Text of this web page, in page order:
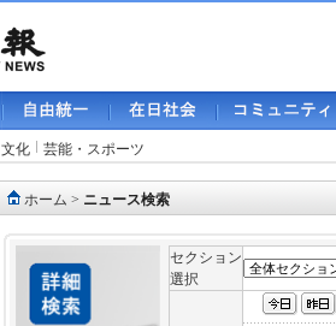
文化 芸能・スポーツ
ホーム > ニュース検索
セクション
選択